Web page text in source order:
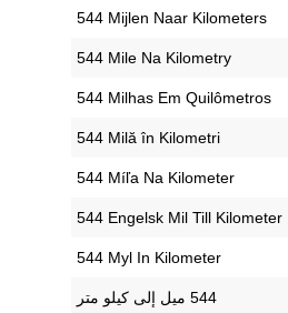
‎544 Mijlen Naar Kilometers
‎544 Mile Na Kilometry
‎544 Milhas Em Quilômetros
‎544 Milă în Kilometri
‎544 Míľa Na Kilometer
‎544 Engelsk Mil Till Kilometer
‎544 Myl In Kilometer